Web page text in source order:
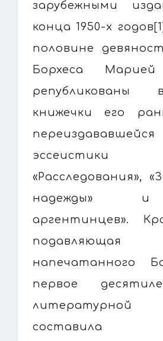
зарубежными
конца 1950-х
половине
Борхеса
книжечки его
«Расследования»,
надежды» и
аргентинцев».
напечатанного
первое